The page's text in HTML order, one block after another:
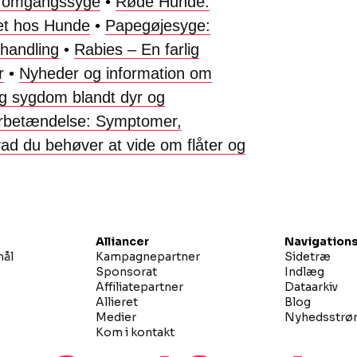
hos Hunde • Papegøjesyge:
• Rabies – En farlig
• Nyheder og information om
sygdom blandt dyr og
Symptomer,
du behøver at vide om flåter og
Alliancer
Kampagnepartner
Sponsorat
Affiliatepartner
Allieret
Medier
Kom i kontakt
Sidetræ
Indlæg
Dataarkiv
Blog